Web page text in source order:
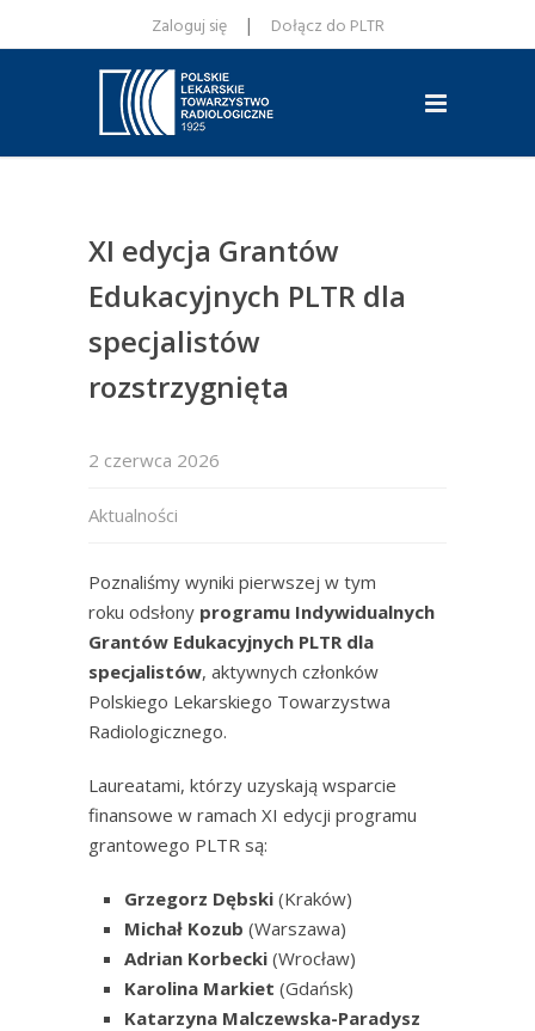
Zaloguj się | Dołącz do PLTR
XI edycja Grantów
Edukacyjnych PLTR dla
specjalistów
rozstrzygnięta
2 czerwca 2026
Aktualności
Poznaliśmy wyniki pierwszej w tym
roku odsłony programu Indywidualnych
Grantów Edukacyjnych PLTR dla
specjalistów, aktywnych członków
Polskiego Lekarskiego Towarzystwa
Radiologicznego.
Laureatami, którzy uzyskają wsparcie
finansowe w ramach XI edycji programu
grantowego PLTR są:
Grzegorz Dębski (Kraków)
Michał Kozub (Warszawa)
Adrian Korbecki (Wrocław)
Karolina Markiet (Gdańsk)
Katarzyna Malczewska-Paradysz